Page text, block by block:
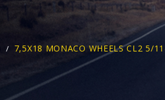
7,5X18 MONACO WHEELS CL2 5/